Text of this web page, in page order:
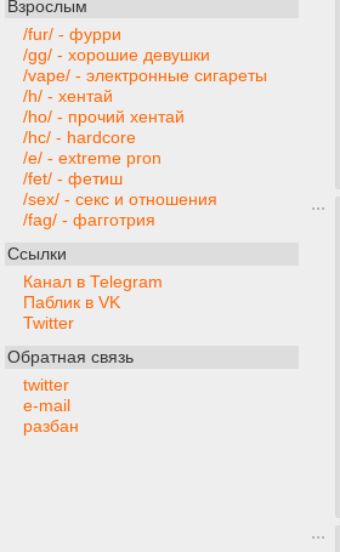
Взрослым
/fur/ - фурри
/gg/ - хорошие девушки
/vape/ - электронные сигареты
/h/ - хентай
/ho/ - прочий хентай
/hc/ - hardcore
/e/ - extreme pron
/fet/ - фетиш
/sex/ - секс и отношения
/fag/ - фагготрия
Ссылки
Канал в Telegram
Паблик в VK
Twitter
Обратная связь
twitter
e-mail
разбан